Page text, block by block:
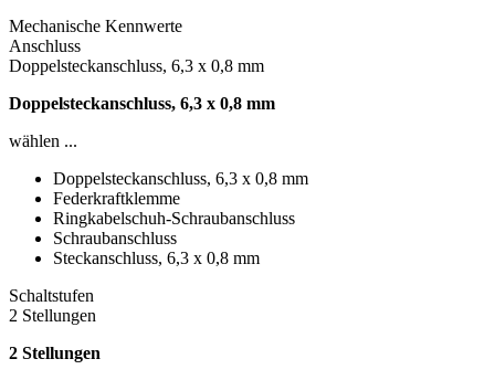
Mechanische Kennwerte
Anschluss
Doppelsteckanschluss, 6,3 x 0,8 mm
Doppelsteckanschluss, 6,3 x 0,8 mm
wählen ...
Doppelsteckanschluss, 6,3 x 0,8 mm
Federkraftklemme
Ringkabelschuh-Schraubanschluss
Schraubanschluss
Steckanschluss, 6,3 x 0,8 mm
Schaltstufen
2 Stellungen
2 Stellungen